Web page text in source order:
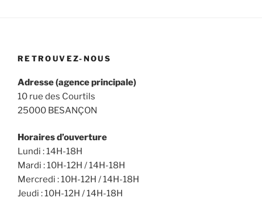
RETROUVEZ-NOUS
Adresse (agence principale)
10 rue des Courtils
25000 BESANÇON
Horaires d’ouverture
Lundi : 14H-18H
Mardi : 10H-12H / 14H-18H
Mercredi : 10H-12H / 14H-18H
Jeudi : 10H-12H / 14H-18H